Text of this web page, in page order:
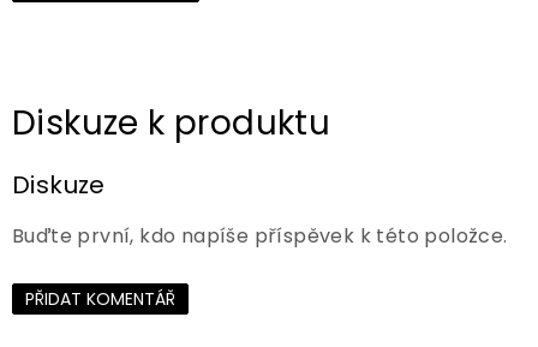
Diskuze
Buďte první, kdo napíše příspěvek k této položce.
PŘIDAT KOMENTÁŘ